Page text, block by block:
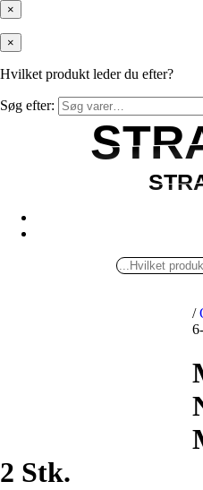
×
×
Hvilket produkt leder du efter?
Søg efter:
/
2 Stk.